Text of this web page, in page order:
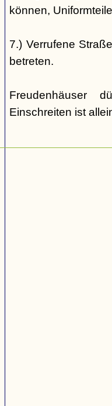
können,
7.) Verrufene
betreten.
Freudenhäuser
Einschreiten ist